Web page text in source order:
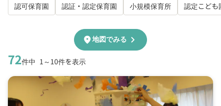
認可保育園 認証・認定保育園 小規模保育所 認定こども
72件中 1～10件を表示
location_on地図でみる chevron_right